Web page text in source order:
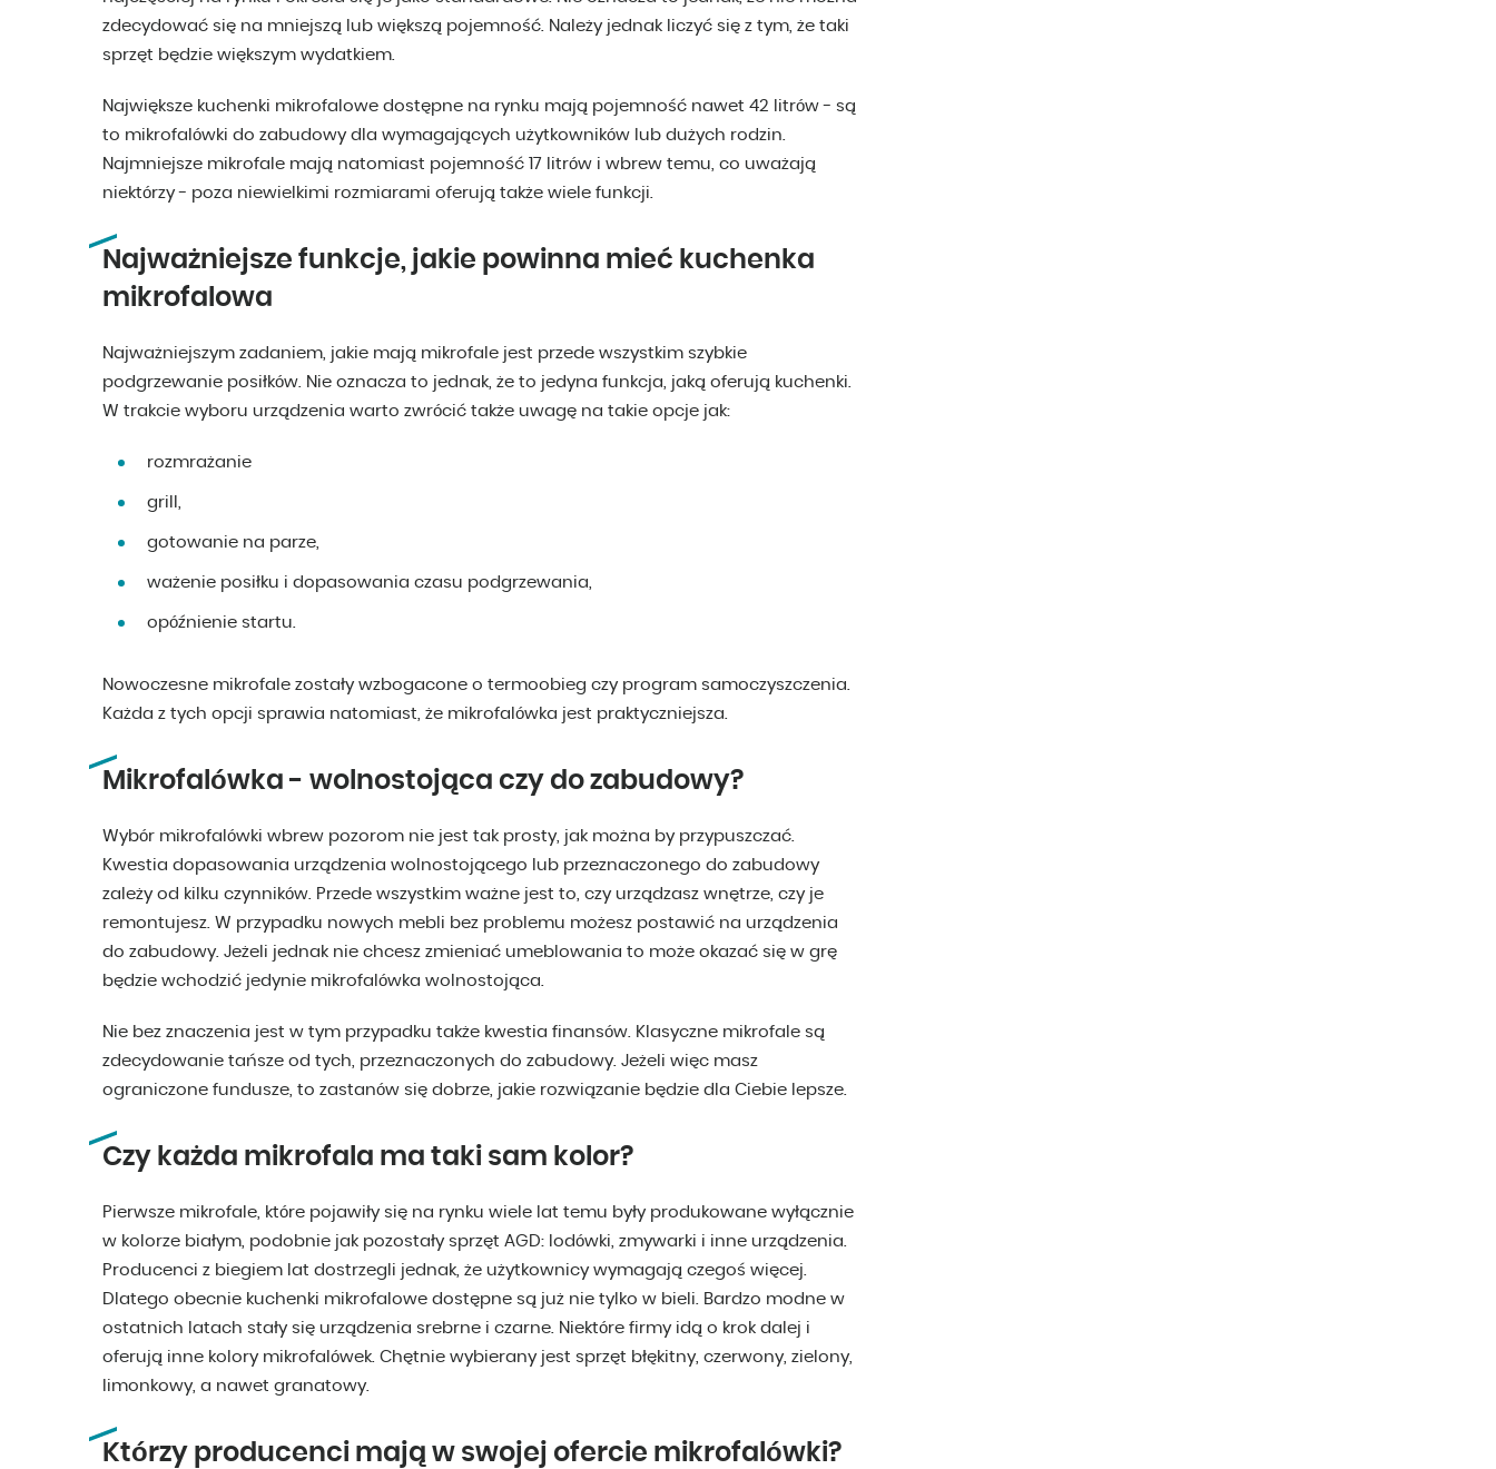
zdecydować się na mniejszą lub większą pojemność. Należy jednak liczyć się z tym, że taki
sprzęt będzie większym wydatkiem.
Największe kuchenki mikrofalowe dostępne na rynku mają pojemność nawet 42 litrów - są
to mikrofalówki do zabudowy dla wymagających użytkowników lub dużych rodzin.
Najmniejsze mikrofale mają natomiast pojemność 17 litrów i wbrew temu, co uważają
niektórzy - poza niewielkimi rozmiarami oferują także wiele funkcji.
Najważniejsze funkcje, jakie powinna mieć kuchenka
mikrofalowa
Najważniejszym zadaniem, jakie mają mikrofale jest przede wszystkim szybkie
podgrzewanie posiłków. Nie oznacza to jednak, że to jedyna funkcja, jaką oferują kuchenki.
W trakcie wyboru urządzenia warto zwrócić także uwagę na takie opcje jak:
rozmrażanie
grill,
gotowanie na parze,
ważenie posiłku i dopasowania czasu podgrzewania,
opóźnienie startu.
Nowoczesne mikrofale zostały wzbogacone o termoobieg czy program samoczyszczenia.
Każda z tych opcji sprawia natomiast, że mikrofalówka jest praktyczniejsza.
Mikrofalówka - wolnostojąca czy do zabudowy?
Wybór mikrofalówki wbrew pozorom nie jest tak prosty, jak można by przypuszczać.
Kwestia dopasowania urządzenia wolnostojącego lub przeznaczonego do zabudowy
zależy od kilku czynników. Przede wszystkim ważne jest to, czy urządzasz wnętrze, czy je
remontujesz. W przypadku nowych mebli bez problemu możesz postawić na urządzenia
do zabudowy. Jeżeli jednak nie chcesz zmieniać umeblowania to może okazać się w grę
będzie wchodzić jedynie mikrofalówka wolnostojąca.
Nie bez znaczenia jest w tym przypadku także kwestia finansów. Klasyczne mikrofale są
zdecydowanie tańsze od tych, przeznaczonych do zabudowy. Jeżeli więc masz
ograniczone fundusze, to zastanów się dobrze, jakie rozwiązanie będzie dla Ciebie lepsze.
Czy każda mikrofala ma taki sam kolor?
Pierwsze mikrofale, które pojawiły się na rynku wiele lat temu były produkowane wyłącznie
w kolorze białym, podobnie jak pozostały sprzęt AGD: lodówki, zmywarki i inne urządzenia.
Producenci z biegiem lat dostrzegli jednak, że użytkownicy wymagają czegoś więcej.
Dlatego obecnie kuchenki mikrofalowe dostępne są już nie tylko w bieli. Bardzo modne w
ostatnich latach stały się urządzenia srebrne i czarne. Niektóre firmy idą o krok dalej i
oferują inne kolory mikrofalówek. Chętnie wybierany jest sprzęt błękitny, czerwony, zielony,
limonkowy, a nawet granatowy.
Którzy producenci mają w swojej ofercie mikrofalówki?